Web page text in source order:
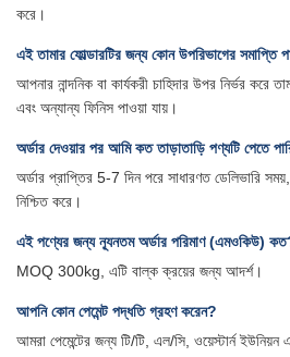
করে।
এই তামার ফোল্ডারটির জন্য কোন উপরিভাগের সমাপ্তি
আপনার নান্দনিক বা কার্যকরী চাহিদার উপর নির্ভর করে
এবং অন্যান্য ফিনিস পাওয়া যায়।
অর্ডার দেওয়ার পর আমি কত তাড়াতাড়ি পণ্যটি পেতে
অর্ডার প্রাপ্তির 5-7 দিন পরে সাধারণত ডেলিভারি
নিশ্চিত করে।
এই পণ্যের জন্য ন্যূনতম অর্ডার পরিমাণ (এমওকিউ)
MOQ 300kg, এটি বাল্ক ক্রয়ের জন্য আদর্শ।
আপনি কোন পেমেন্ট পদ্ধতি গ্রহণ করেন?
আমরা পেমেন্টের জন্য টি/টি, এল/সি, ওয়েস্টার্ন